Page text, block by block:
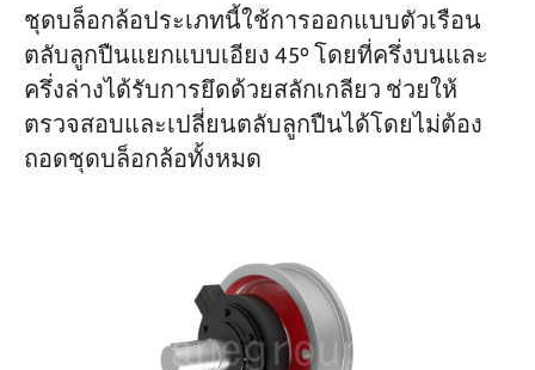
ชุดบล็อกล้อประเภทนี้ใช้การออกแบบตัวเรือน
ตลับลูกปืนแยกแบบเอียง 45° โดยที่ครึ่งบนและ
ครึ่งล่างได้รับการยึดด้วยสลักเกลียว ช่วยให้
ตรวจสอบและเปลี่ยนตลับลูกปืนได้โดยไม่ต้อง
ถอดชุดบล็อกล้อทั้งหมด